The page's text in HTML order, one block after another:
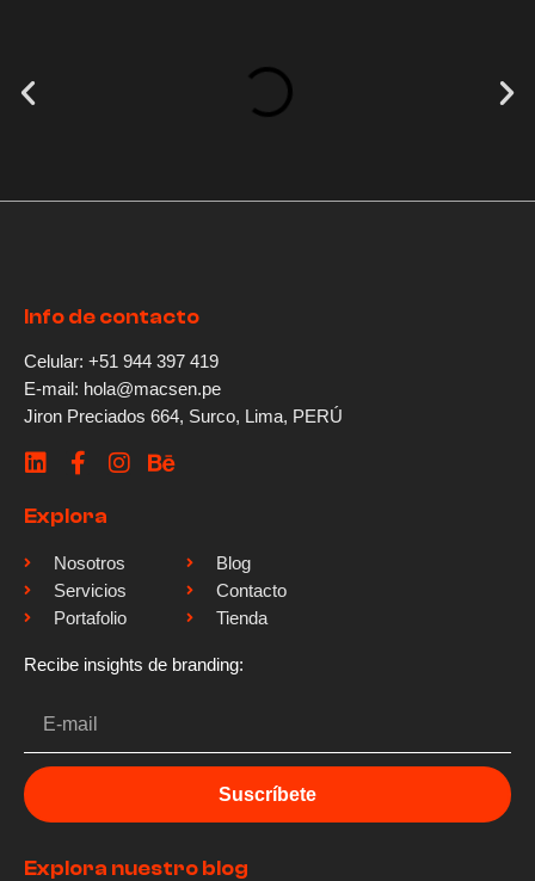
Info de contacto
Celular: +51 944 397 419
E-mail: hola@macsen.pe
Jiron Preciados 664, Surco, Lima, PERÚ
Explora
Nosotros
Servicios
Portafolio
Blog
Contacto
Tienda
Recibe insights de branding:
Suscríbete
Explora nuestro blog